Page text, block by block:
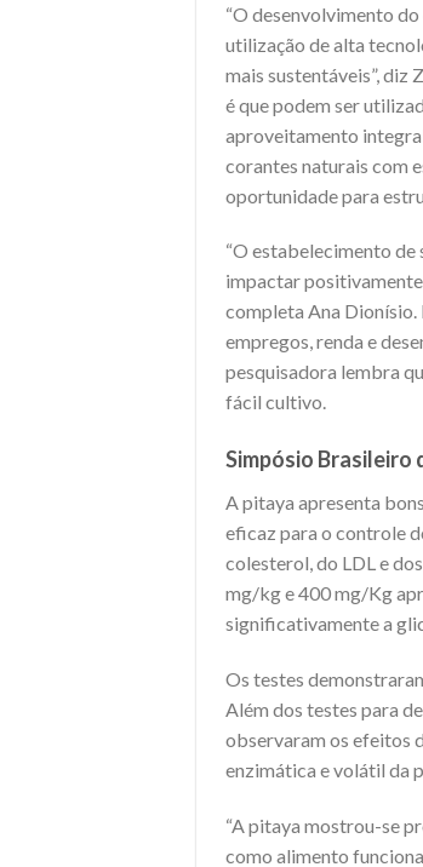
“O desenvolvimento
utilização de alta
mais sustentáveis”, diz
é que podem ser
aproveitamento
corantes naturais com
oportunidade para
“O estabelecimento de
impactar positivamente
completa Ana Dionísio.
empregos, renda e
pesquisadora lembra
fácil cultivo.
Simpósio Brasileiro
A pitaya apresenta
eficaz para o controle
colesterol, do LDL e
mg/kg e 400 mg/Kg
significativamente a
Os testes
Além dos testes para
observaram os efeitos
enzimática e volátil da
“A pitaya mostrou-se
como alimento